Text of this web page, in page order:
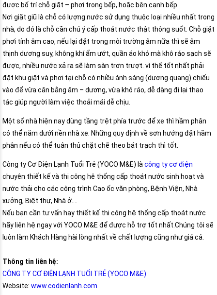
được bố trí chỗ giặt – phơi trong bếp, hoặc bên cạnh bếp.
Nơi giặt giũ là chỗ có lượng nước sử dụng thuộc loại nhiều nhất trong
nhà, do đó là chỗ cần chú ý cấp thoát nước thật thông suốt. Chỗ giặt
phơi tính âm cao, nếu lại đặt trong môi trường âm nữa thì sẽ âm
thịnh dương suy, không khí ẩm ướt, quần áo khó mà khô ráo sạch sẽ
được, nhiều nước xả ra sẽ làm sàn trơn trượt. vì thế tốt nhất phải
đặt khu giặt và phơi tại chỗ có nhiều ánh sáng (dương quang) chiếu
vào để vừa cân bằng âm – dương, vừa khô ráo, dễ dàng đi lại thao
tác giúp người làm việc thoải mái dễ chịu.
Một số nhà hiện nay dùng tầng trệt phía trước để xe thì hầm phân
có thể nằm dưới nền nhà xe. Những quy định về sơn hướng đặt hầm
phân nếu có thể tuân thủ chặt chẽ theo bát trạch thì tốt.
Công ty Cơ Điện Lạnh Tuổi Trẻ (YOCO M&E) là công ty cơ điện
chuyên thiết kế và thi công hê thống cấp thoát nước sinh hoạt và
nước thải cho các công trình Cao ốc văn phòng, Bệnh Viện, Nhà
xưởng, Biệt thự, Nhà ở….
Nếu bạn cần tư vấn hay thiết kế thi công hệ thống cấp thoát nước
hãy liên hệ ngay với YOCO M&E để được hỗ trợ tốt nhất.Chúng tôi sẽ
luôn làm Khách Hàng hài lòng nhất về chất lượng cũng như giá cả.
Thông tin liên hệ:
CÔNG TY CƠ ĐIỆN LẠNH TUỔI TRẺ (YOCO M&E)
Website: www.codienlanh.com